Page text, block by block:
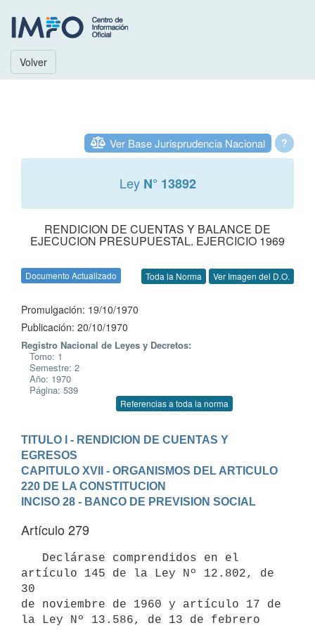
Volver
?
Ver Base Jurisprudencia Nacional
Ley N° 13892
RENDICION DE CUENTAS Y BALANCE DE
EJECUCION PRESUPUESTAL. EJERCICIO 1969
Documento Actualizado Toda la Norma Ver Imagen del D.O.
Promulgación: 19/10/1970
Publicación: 20/10/1970
Registro Nacional de Leyes y Decretos:
Tomo: 1
Semestre: 2
Año: 1970
Página: 539
Referencias a toda la norma
TITULO I - RENDICION DE CUENTAS Y
EGRESOS
CAPITULO XVII - ORGANISMOS DEL ARTICULO
220 DE LA CONSTITUCION
INCISO 28 - BANCO DE PREVISION SOCIAL
Artículo 279
artículo 145 de la Ley Nº 12.802, de
30
de noviembre de 1960 y artículo 17 de
la Ley Nº 13.586, de 13 de febrero